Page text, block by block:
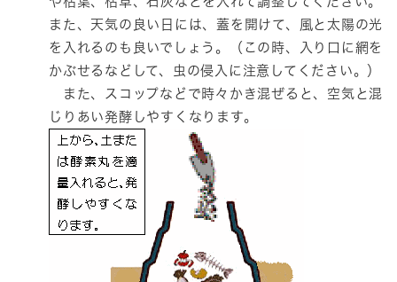
また、天気の良い日には、蓋を開けて、風と太陽の光
を入れるのも良いでしょう。（この時、入り口に網を
かぶせるなどして、虫の侵入に注意してください。）
また、スコップなどで時々かき混ぜると、空気と混
じりあい発酵しやすくなります。